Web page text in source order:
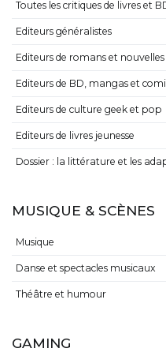
Toutes les critiques de livres et
Editeurs généralistes
Editeurs de romans et nouvelles
Editeurs de BD, mangas et
Editeurs de culture geek et pop
Editeurs de livres jeunesse
Dossier : la littérature et les
MUSIQUE & SCÈNES
Musique
Danse et spectacles musicaux
Théâtre et humour
GAMING